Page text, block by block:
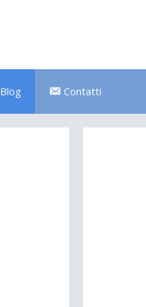
Blog Contatti